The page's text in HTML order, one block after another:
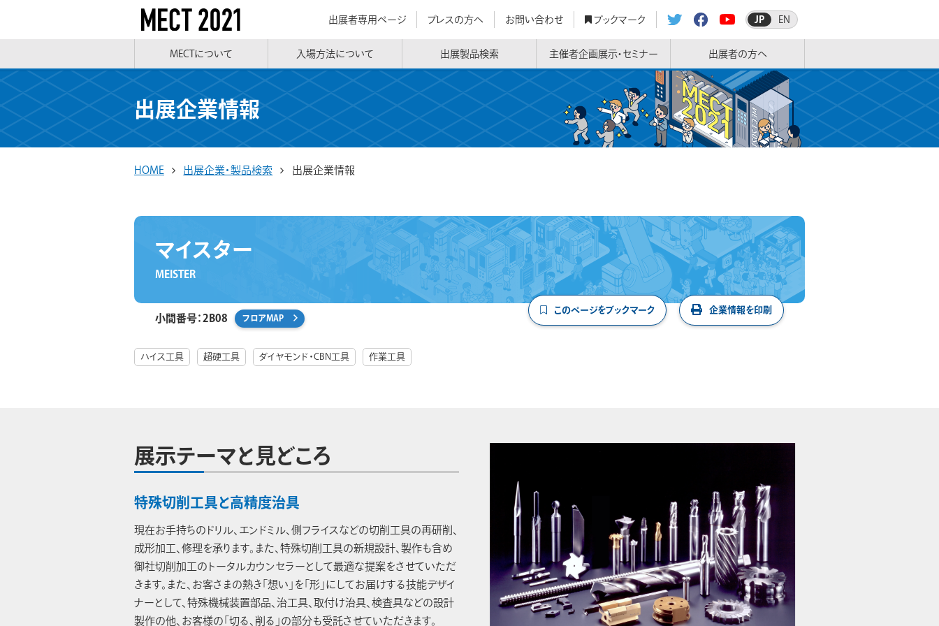
出展者専用ページ プレスの方へ お問い合わせ ブックマーク JP EN
MECTについて 入場方法について 出展製品検索 主催者企画展示・セミナー 出展者の方へ
出展企業情報
HOME 出展企業・製品検索 出展企業情報
マイスター
MEISTER
小間番号：2B08 フロアMAP
このページをブックマーク 企業情報を印刷
ハイス工具 超硬工具 ダイヤモンド・CBN工具 作業工具
展示テーマと見どころ
特殊切削工具と高精度治具
現在お手持ちのドリル、エンドミル、側フライスなどの切削工具の再研削、
成形加工、修理を承ります。また、特殊切削工具の新規設計、製作も含め
御社切削加工のトータルカウンセラーとして最適な提案をさせていただ
きます。また、お客さまの熱き「想い」を「形」にしてお届けする技能デザイ
ナーとして、特殊機械装置部品、治工具、取付け治具、検査具などの設計
製作の他、お客様の「切る、削る」の部分も受託させていただきます。